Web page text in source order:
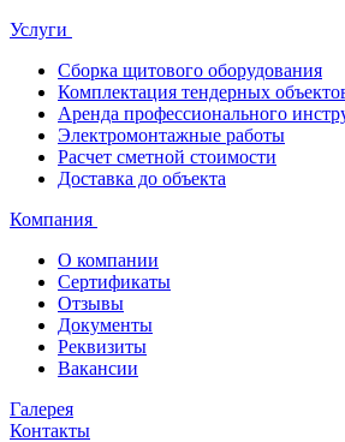
Услуги
Сборка щитового оборудования
Комплектация тендерных
Аренда профессионального
Электромонтажные работы
Расчет сметной стоимости
Доставка до объекта
Компания
О компании
Сертификаты
Отзывы
Документы
Реквизиты
Вакансии
Галерея
Контакты